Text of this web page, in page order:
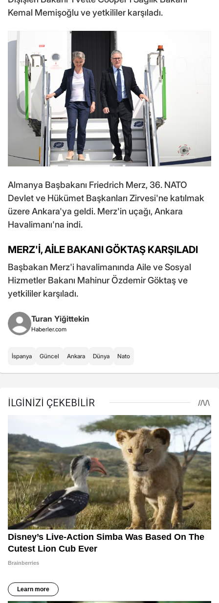
Kemal Memişoğlu ve yetkililer karşıladı.
Almanya Başbakanı Friedrich Merz, 36. NATO
Devlet ve Hükümet Başkanları Zirvesi'ne katılmak
üzere Ankara'ya geldi. Merz'in uçağı, Ankara
Havalimanı'na indi.
MERZ'İ, AİLE BAKANI GÖKTAŞ KARŞILADI
Başbakan Merz'i havalimanında Aile ve Sosyal
Hizmetler Bakanı Mahinur Özdemir Göktaş ve
yetkililer karşıladı.
Turan Yiğittekin
Haberler.com
İspanya Güncel Ankara Dünya Nato